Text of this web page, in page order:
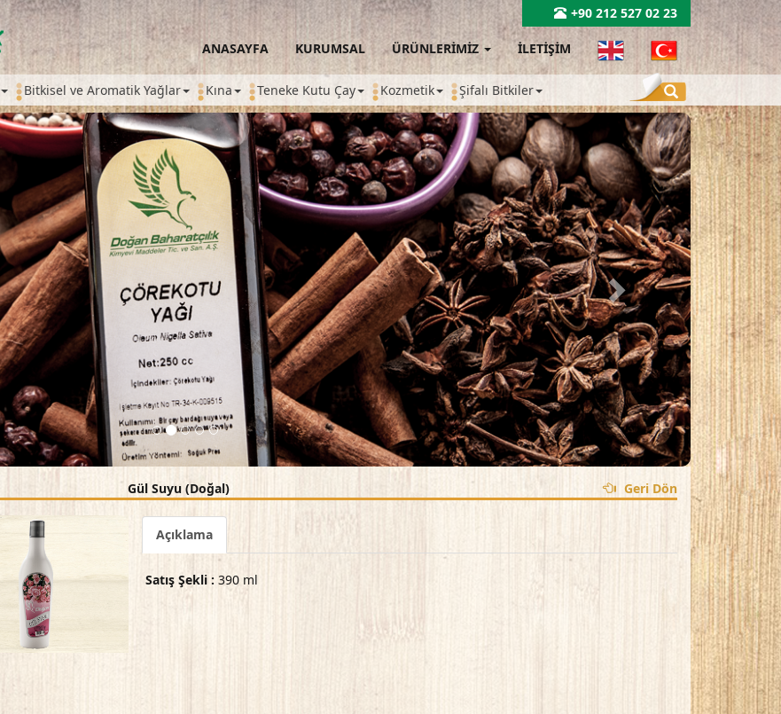
+90 212 527 02 23
ANASAYFA KURUMSAL ÜRÜNLERİMİZ İLETİŞİM
Bitkisel ve Aromatik Yağlar Kına Teneke Kutu Çay Kozmetik Şifalı Bitkiler
Gül Suyu (Doğal) Geri Dön
Açıklama
Satış Şekli : 390 ml